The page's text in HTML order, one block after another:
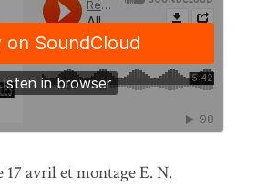
avril et montage E. N.